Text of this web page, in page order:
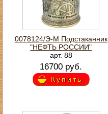
0078124/Э-М Подстаканник
"НЕФТЬ РОССИИ"
арт. 88
16700 руб.
Купить